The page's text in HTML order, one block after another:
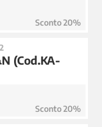
Sconto 20%
(Cod.KA-
Sconto 20%